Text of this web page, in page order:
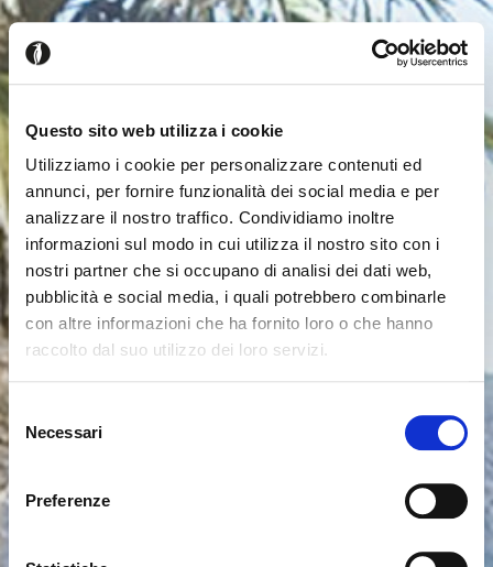
Questo sito web utilizza i cookie
Utilizziamo i cookie per personalizzare contenuti ed
annunci, per fornire funzionalità dei social media e per
analizzare il nostro traffico. Condividiamo inoltre
informazioni sul modo in cui utilizza il nostro sito con i
nostri partner che si occupano di analisi dei dati web,
pubblicità e social media, i quali potrebbero combinarle
con altre informazioni che ha fornito loro o che hanno
raccolto dal suo utilizzo dei loro servizi.
del
consenso
Necessari
Preferenze
Parece que estás navegando Cerrar
para España. ¿Deseas cambiar al sitio en Estados